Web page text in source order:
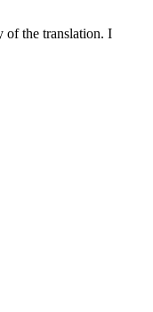
of the translation. I